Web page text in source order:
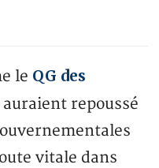
le QG des
auraient repoussé
vitale dans